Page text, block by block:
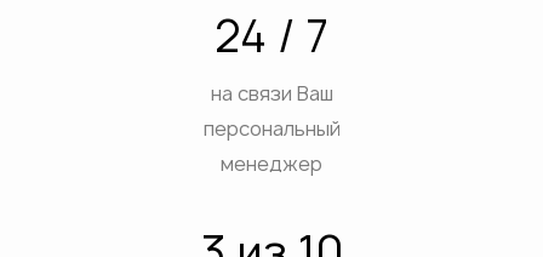
24 / 7
на связи Ваш
персональный
менеджер